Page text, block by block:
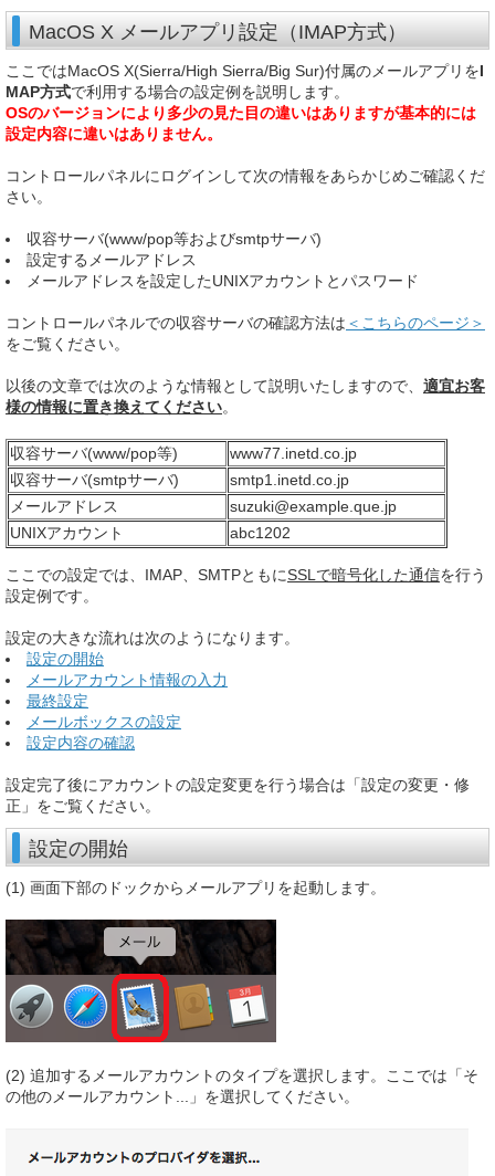
MacOS X メールアプリ設定（IMAP方式）
ここではMacOS X(Sierra/High Sierra/Big Sur)付属のメールアプリをI
MAP方式で利用する場合の設定例を説明します。
OSのバージョンにより多少の見た目の違いはありますが基本的には
設定内容に違いはありません。
コントロールパネルにログインして次の情報をあらかじめご確認くだ
さい。
収容サーバ(www/pop等およびsmtpサーバ)
設定するメールアドレス
メールアドレスを設定したUNIXアカウントとパスワード
コントロールパネルでの収容サーバの確認方法は ＜こちらのページ＞
をご覧ください。
以後の文章では次のような情報として説明いたしますので、 適宜お客
様の情報に置き換えてください。
収容サーバ(www/pop等)
www77.inetd.co.jp
収容サーバ(smtpサーバ)
smtp1.inetd.co.jp
メールアドレス
suzuki@example.que.jp
UNIXアカウント
abc1202
ここでの設定では、IMAP、SMTPともにSSLで暗号化した通信を行う
設定例です。
設定の大きな流れは次のようになります。
設定の開始
メールアカウント情報の入力
最終設定
メールボックスの設定
設定内容の確認
設定完了後にアカウントの設定変更を行う場合は「設定の変更・修
正」をご覧ください。
設定の開始
(1) 画面下部のドックからメールアプリを起動します。
(2) 追加するメールアカウントのタイプを選択します。ここでは「そ
の他のメールアカウント...」を選択してください。